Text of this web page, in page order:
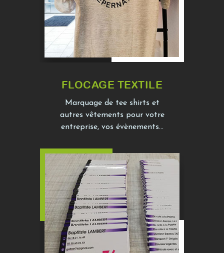
FLOCAGE TEXTILE
Marquage de tee shirts et
autres vêtements pour votre
entreprise, vos évènements...